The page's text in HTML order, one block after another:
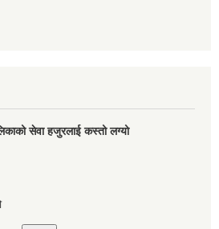
सेवा हजुरलाई कस्तो लग्यो